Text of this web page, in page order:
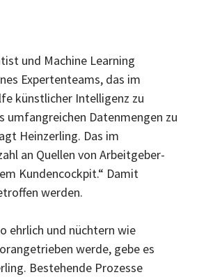
und Machine Learning
Expertenteams, das im
künstlicher Intelligenz zu
umfangreichen Datenmengen zu
Heinzerling. Das im
an Quellen von Arbeitgeber-
Kundencockpit.“ Damit
werden.
ehrlich und nüchtern wie
werde, gebe es
Bestehende Prozesse